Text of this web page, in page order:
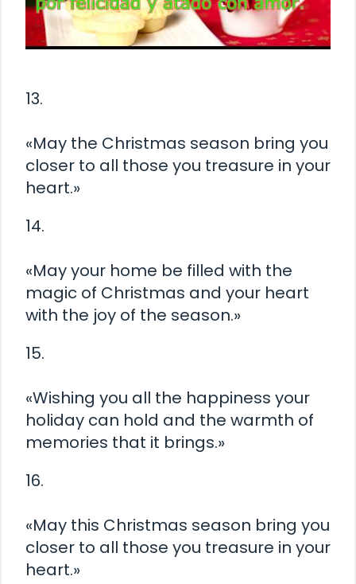
13.
«May the Christmas season bring you
closer to all those you treasure in your
heart.»
14.
«May your home be filled with the
magic of Christmas and your heart
with the joy of the season.»
15.
«Wishing you all the happiness your
holiday can hold and the warmth of
memories that it brings.»
16.
«May this Christmas season bring you
closer to all those you treasure in your
heart.»